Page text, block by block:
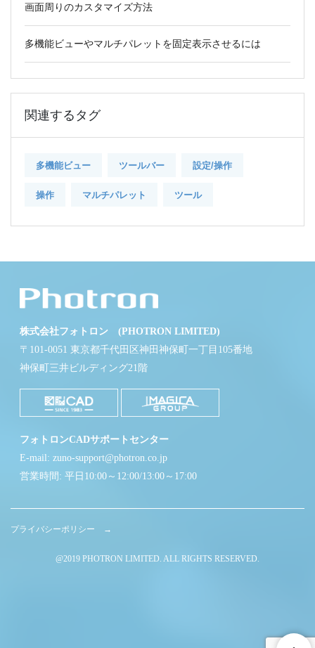
画面周りのカスタマイズ方法
多機能ビューやマルチパレットを固定表示させるには
関連するタグ
多機能ビュー ツールバー 設定/操作
操作 マルチパレット ツール
株式会社フォトロン (PHOTRON LIMITED)
〒101-0051 東京都千代田区神田神保町一丁目105番地
神保町三井ビルディング21階
フォトロンCADサポートセンター
E-mail: zuno-support@photron.co.jp
営業時間: 平日10:00～12:00/13:00～17:00
プライバシーポリシー →
@2019 PHOTRON LIMITED. ALL RIGHTS RESERVED.